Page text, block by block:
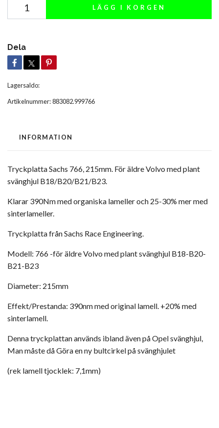
LÄGG I KORGEN
Dela
Lagersaldo:
Artikelnummer:883082.999766
INFORMATION
Tryckplatta Sachs 766, 215mm. För äldre Volvo med plant
svänghjul B18/B20/B21/B23.
Klarar 390Nm med organiska lameller och 25-30% mer med
sinterlameller.
Tryckplatta från Sachs Race Engineering.
Modell: 766 -för äldre Volvo med plant svänghjul B18-B20-
B21-B23
Diameter: 215mm
Effekt/Prestanda: 390nm med original lamell. +20% med
sinterlamell.
Denna tryckplattan används ibland även på Opel svänghjul,
Man måste då Göra en ny bultcirkel på svänghjulet
(rek lamell tjocklek: 7,1mm)